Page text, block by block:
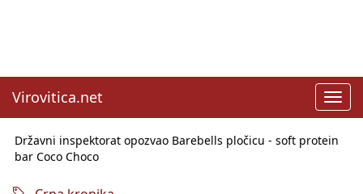
Virovitica.net
Državni inspektorat opozvao Barebells pločicu - soft protein
bar Coco Choco
Sabor u srijedu o SLAPP tužbama
Izmjene Zakona o visokom obrazovanju, profesori rade do 67.